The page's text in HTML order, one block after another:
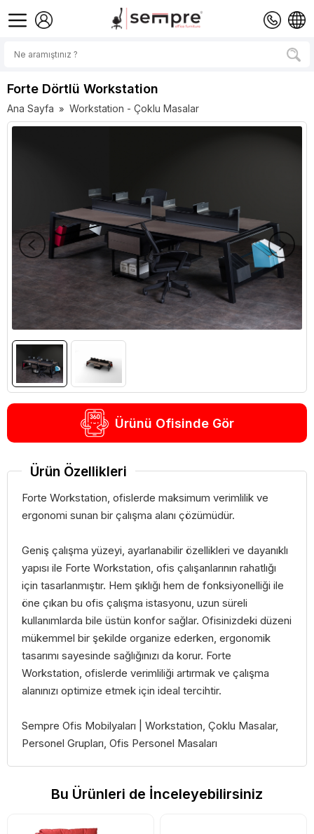
Forte Dörtlü Workstation
Ana Sayfa » Workstation - Çoklu Masalar
Ürünü Ofisinde Gör
Ürün Özellikleri
Forte Workstation, ofislerde maksimum verimlilik ve
ergonomi sunan bir çalışma alanı çözümüdür.
Geniş çalışma yüzeyi, ayarlanabilir özellikleri ve dayanıklı
yapısı ile Forte Workstation, ofis çalışanlarının rahatlığı
için tasarlanmıştır. Hem şıklığı hem de fonksiyonelliği ile
öne çıkan bu ofis çalışma istasyonu, uzun süreli
kullanımlarda bile üstün konfor sağlar. Ofisinizdeki düzeni
mükemmel bir şekilde organize ederken, ergonomik
tasarımı sayesinde sağlığınızı da korur. Forte
Workstation, ofislerde verimliliği artırmak ve çalışma
alanınızı optimize etmek için ideal tercihtir.
Sempre Ofis Mobilyaları | Workstation, Çoklu Masalar,
Personel Grupları, Ofis Personel Masaları
Bu Ürünleri de İnceleyebilirsiniz